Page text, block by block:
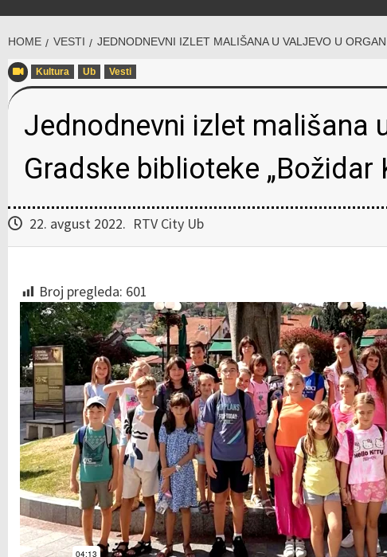
HOME VESTI JEDNODNEVNI IZLET MALIŠANA U VALJEVO U
Kultura Ub Vesti
Jednodnevni izlet mališana
Gradske biblioteke „Božidar
22. avgust 2022. RTV City Ub
Broj pregleda: 601